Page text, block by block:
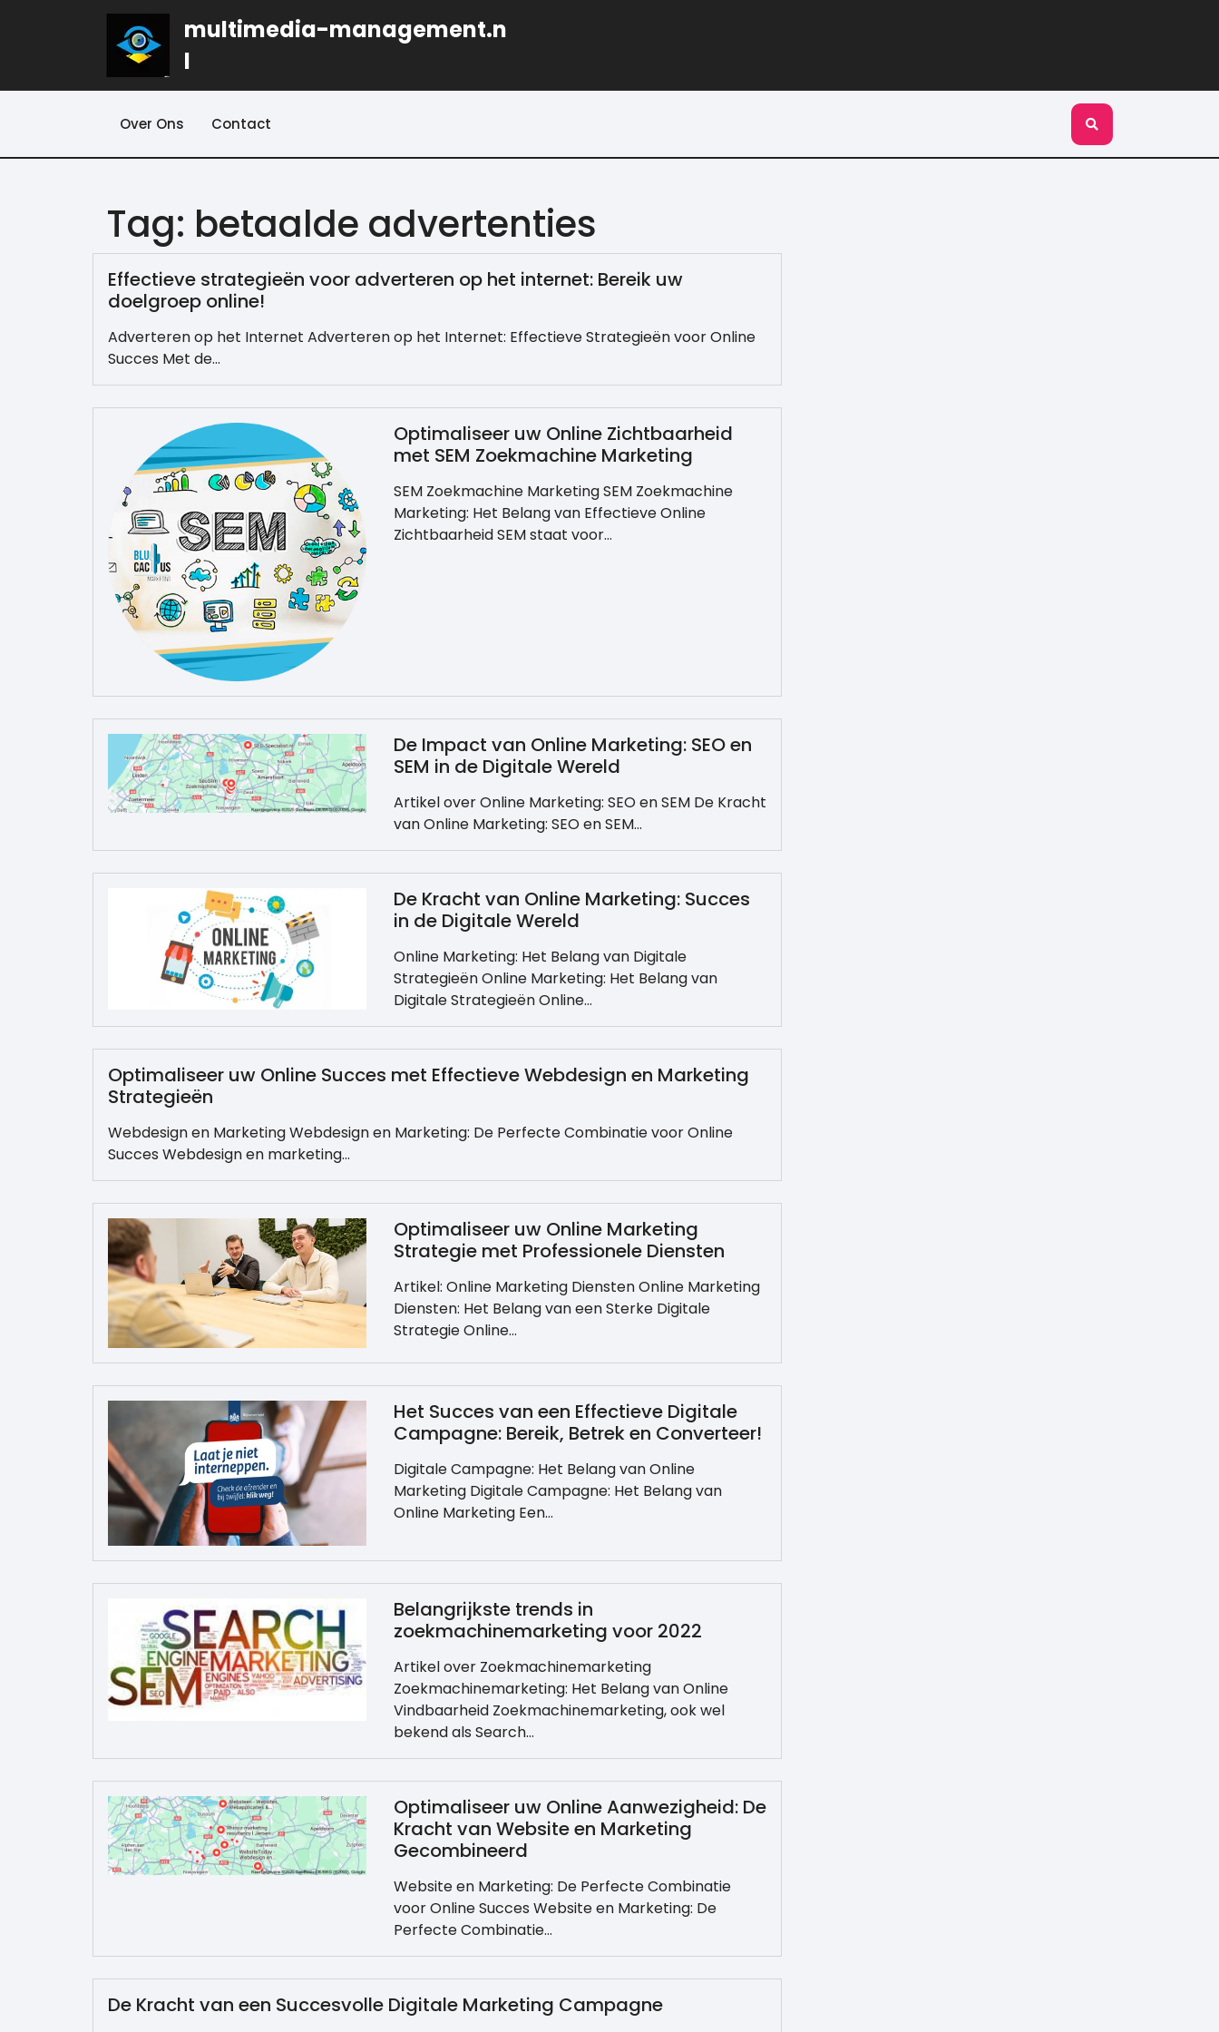
multimedia-management.n
l
Over Ons Contact
Tag: betaalde advertenties
Effectieve strategieën voor adverteren op het internet: Bereik uw
doelgroep online!
Adverteren op het Internet Adverteren op het Internet: Effectieve Strategieën voor Online
Succes Met de…
Optimaliseer uw Online Zichtbaarheid
met SEM Zoekmachine Marketing
SEM Zoekmachine Marketing SEM Zoekmachine
Marketing: Het Belang van Effectieve Online
Zichtbaarheid SEM staat voor…
De Impact van Online Marketing: SEO en
SEM in de Digitale Wereld
Artikel over Online Marketing: SEO en SEM De Kracht
van Online Marketing: SEO en SEM…
De Kracht van Online Marketing: Succes
in de Digitale Wereld
Online Marketing: Het Belang van Digitale
Strategieën Online Marketing: Het Belang van
Digitale Strategieën Online…
Optimaliseer uw Online Succes met Effectieve Webdesign en Marketing
Strategieën
Webdesign en Marketing Webdesign en Marketing: De Perfecte Combinatie voor Online
Succes Webdesign en marketing…
Optimaliseer uw Online Marketing
Strategie met Professionele Diensten
Artikel: Online Marketing Diensten Online Marketing
Diensten: Het Belang van een Sterke Digitale
Strategie Online…
Het Succes van een Effectieve Digitale
Campagne: Bereik, Betrek en Converteer!
Digitale Campagne: Het Belang van Online
Marketing Digitale Campagne: Het Belang van
Online Marketing Een…
Belangrijkste trends in
zoekmachinemarketing voor 2022
Artikel over Zoekmachinemarketing
Zoekmachinemarketing: Het Belang van Online
Vindbaarheid Zoekmachinemarketing, ook wel
bekend als Search…
Optimaliseer uw Online Aanwezigheid: De
Kracht van Website en Marketing
Gecombineerd
Website en Marketing: De Perfecte Combinatie
voor Online Succes Website en Marketing: De
Perfecte Combinatie…
De Kracht van een Succesvolle Digitale Marketing Campagne